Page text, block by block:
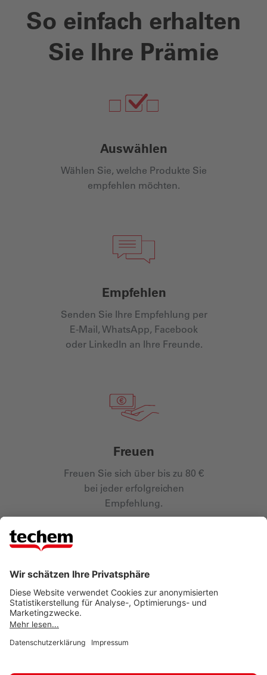
So einfach erhalten
Sie Ihre Prämie
Auswählen
Wählen Sie, welche Produkte Sie
empfehlen möchten.
Empfehlen
Senden Sie Ihre Empfehlung per
E-Mail, WhatsApp, Facebook
oder LinkedIn an Ihre Freunde.
Freuen
Freuen Sie sich über bis zu 80 €
bei jeder erfolgreichen
Empfehlung.